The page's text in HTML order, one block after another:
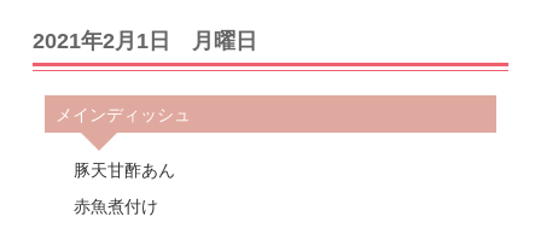
2021年2月1日 月曜日
メインディッシュ
豚天甘酢あん
赤魚煮付け